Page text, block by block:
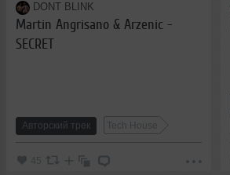
DONT BLINK
Martin Angrisano & Arzenic -
SECRET
Авторский трек Tech House
45